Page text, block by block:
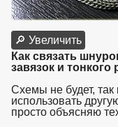
🔎 Увеличить
Как связать
завязок и тонкого
Схемы не будет, так
использовать
просто объясняю